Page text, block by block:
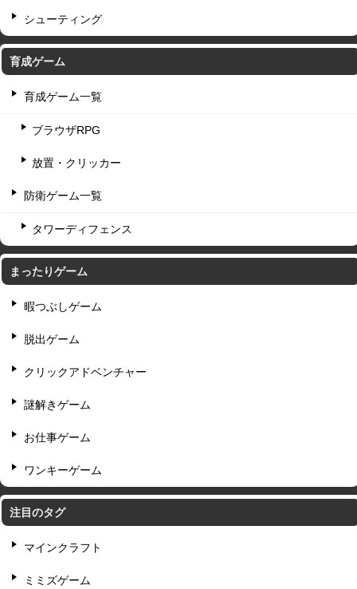
シューティング
育成ゲーム
育成ゲーム一覧
ブラウザRPG
放置・クリッカー
防衛ゲーム一覧
タワーディフェンス
まったりゲーム
暇つぶしゲーム
脱出ゲーム
クリックアドベンチャー
謎解きゲーム
お仕事ゲーム
ワンキーゲーム
注目のタグ
マインクラフト
ミミズゲーム